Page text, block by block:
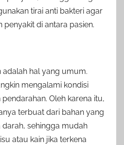
tirai anti bakteri agar
di antara pasien.
adalah hal yang umum.
mengalami kondisi
Oleh karena itu,
terbuat dari bahan yang
sehingga mudah
atau kain jika terkena